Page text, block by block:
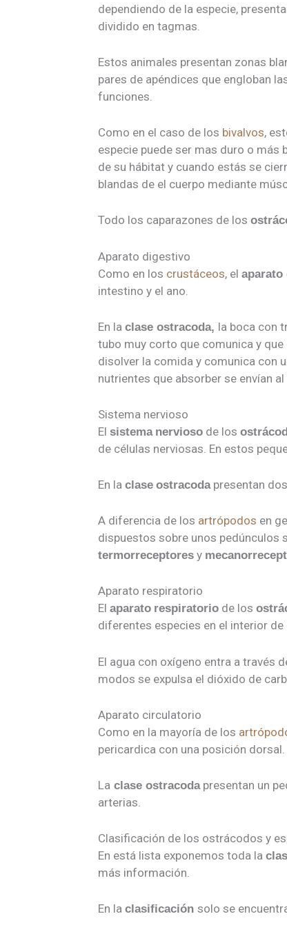
dependiendo de la especie,
dividido en tagmas.
Estos animales presentan zonas
pares de apéndices que engloban
funciones.
Como en el caso de los bivalvos,
especie puede ser mas duro o más
de su hábitat y cuando estás se
blandas de el cuerpo mediante
​Todo los caparazones de los
Aparato digestivo
Como en los crustáceos, el aparato
intestino y el ano.
En la clase ostracoda, la boca con
tubo muy corto que comunica y
disolver la comida y comunica con
nutrientes que absorber se envían al
Sistema nervioso
El sistema nervioso de los
de células nerviosas. En estos
En la clase ostracodapresentan
A diferencia de los artrópodos en
dispuestos sobre unos pedúnculos
termorreceptores y
Aparato respiratorio
El aparato respiratorio de los
diferentes especies en el interior
El agua con oxígeno entra a través
modos se expulsa el dióxido de
Aparato circulatorio
Como en la mayoría de los
pericardica con una posición dorsal.
La clase ostracodapresentan un
arterias.
Clasificación de los ostrácodos y
En está lista exponemos toda la
más información.
En la clasificación solo se